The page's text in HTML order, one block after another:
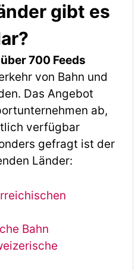
gibt es
über 700 Feeds
von Bahn und
Das Angebot
ab,
verfügbar
gefragt ist der
Länder:
Bahn